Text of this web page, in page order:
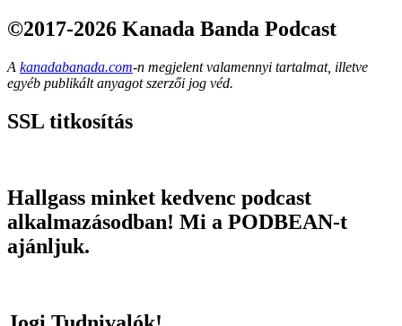
©2017-2026 Kanada Banda Podcast
A kanadabanada.com-n megjelent valamennyi tartalmat, illetve
egyéb publikált anyagot szerzői jog véd.
SSL titkosítás
Hallgass minket kedvenc podcast
alkalmazásodban! Mi a PODBEAN-t
ajánljuk.